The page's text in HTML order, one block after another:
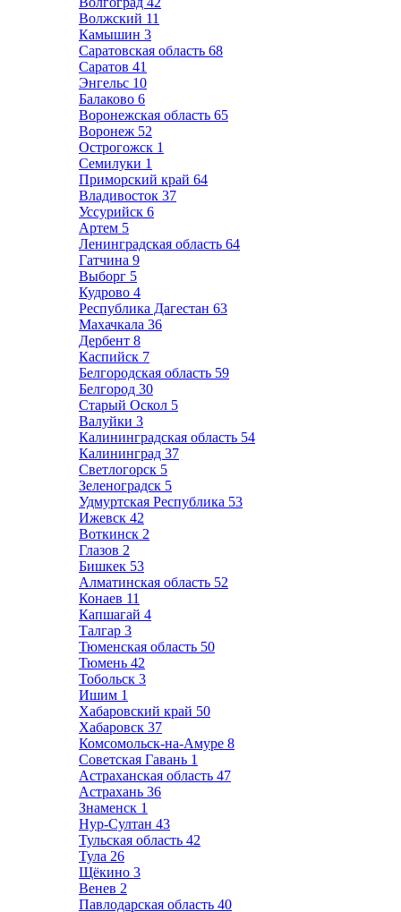
Волжский 11
Камышин 3
Саратовская область 68
Саратов 41
Энгельс 10
Балаково 6
Воронежская область 65
Воронеж 52
Острогожск 1
Семилуки 1
Приморский край 64
Владивосток 37
Уссурийск 6
Артем 5
Ленинградская область 64
Гатчина 9
Выборг 5
Кудрово 4
Республика Дагестан 63
Махачкала 36
Дербент 8
Каспийск 7
Белгородская область 59
Белгород 30
Старый Оскол 5
Валуйки 3
Калининградская область 54
Калининград 37
Светлогорск 5
Зеленоградск 5
Удмуртская Республика 53
Ижевск 42
Воткинск 2
Глазов 2
Бишкек 53
Алматинская область 52
Конаев 11
Капшагай 4
Талгар 3
Тюменская область 50
Тюмень 42
Тобольск 3
Ишим 1
Хабаровский край 50
Хабаровск 37
Комсомольск-на-Амуре 8
Советская Гавань 1
Астраханская область 47
Астрахань 36
Знаменск 1
Нур-Султан 43
Тульская область 42
Тула 26
Щёкино 3
Венев 2
Павлодарская область 40